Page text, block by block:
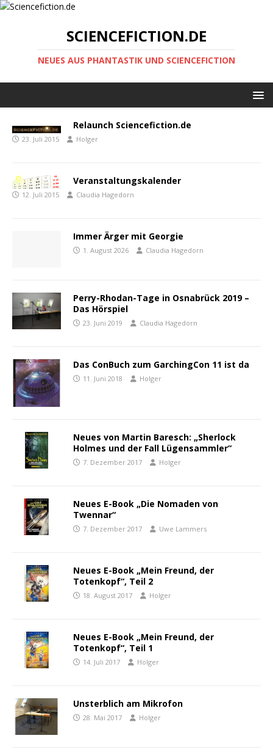
SCIENCEFICTION.DE
NEUES AUS PHANTASTIK UND SCIENCEFICTION
Relaunch Sciencefiction.de
23. Juli 2015 Holger
Veranstaltungskalender
12. Juli 2015 Claudia Hagedorn
Immer Ärger mit Georgie
1. August 2026 Claudia Hagedorn
Perry-Rhodan-Tage in Osnabrück 2019 –
Das Hörspiel
23. Juni 2019 Claudia Hagedorn
Das ConBuch zum GarchingCon 11 ist da
11. Juni 2018 Holger
Neues von Martin Baresch: „Sherlock
Holmes und der Fall Lügensammler“
7. Dezember 2017 Holger
Neues E-Book „Die Nomaden von
Twennar“
7. Dezember 2017 Uwe Lammers
Neues E-Book „Mein Freund, der
Totenkopf“, Teil 2
18. August 2017 Holger
Neues E-Book „Mein Freund, der
Totenkopf“, Teil 1
14. Juli 2017 Holger
Unsterblich am Mikrofon
28. Mai 2017 Holger